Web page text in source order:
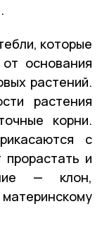
которые
основания
растений.
растения
корни.
с
и
— клон,